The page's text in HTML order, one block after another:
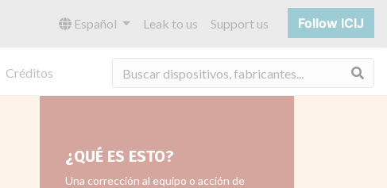
Español Leak to us Support us Follow ICIJ
Créditos
¿QUÉ ES ESTO?
Una corrección al equipo o acción de